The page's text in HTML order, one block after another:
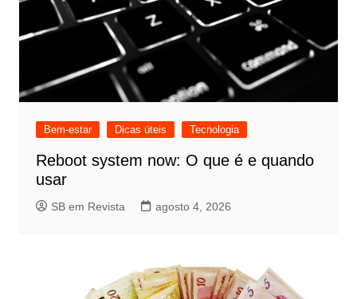
Bem-estar Dicas úteis Tecnologia
Reboot system now: O que é e quando
usar
SB em Revista agosto 4, 2026